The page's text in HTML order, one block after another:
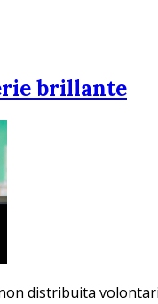
brillante
distribuita